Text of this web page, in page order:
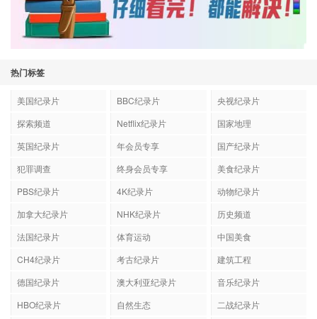
热门标签
美国纪录片 BBC纪录片
央视纪录片
探索频道
Netflix纪录片
国家地理
英国纪录片
年会员专享
国产纪录片
犯罪调查
终身会员专享
美食纪录片
PBS纪录片
4K纪录片
动物纪录片
加拿大纪录片
NHK纪录片
历史频道
法国纪录片
体育运动
中国美食
CH4纪录片
考古纪录片
建筑工程
德国纪录片
澳大利亚纪录片
音乐纪录片
HBO纪录片
自然生态
二战纪录片